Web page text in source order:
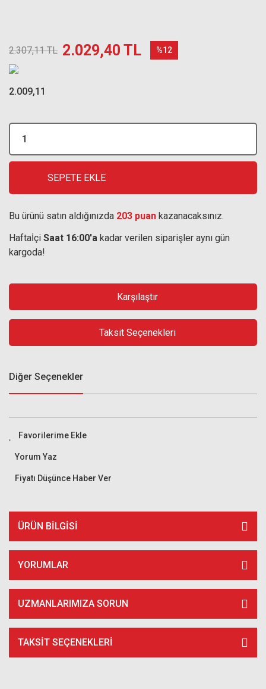
2.307,11 TL 2.029,40 TL %12
2.009,11
SEPETE EKLE
Bu ürünü satın aldığınızda 203 puan kazanacaksınız.
Haftaİçi Saat 16:00'a kadar verilen siparişler aynı gün
kargoda!
Karşılaştır
Taksit Seçenekleri
Diğer Seçenekler
Yorum Yaz
Fiyatı Düşünce Haber Ver
ÜRÜN BILGISI
YORUMLAR
UZMANLARIMIZA SORUN
TAKSIT SEÇENEKLERI